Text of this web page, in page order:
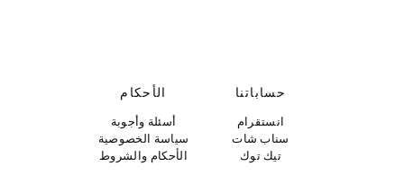
الأحكام
أسئلة وأجوبة
سياسة الخصوصية
الأحكام والشروط
حساباتنا
انستقرام
سناب شات
تيك توك